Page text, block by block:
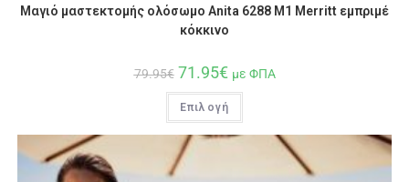
Μαγιό μαστεκτομής ολόσωμο Anita 6288 M1 Merritt εμπριμέ
κόκκινο
79.95€ 71.95€ με ΦΠΑ
Επιλογή